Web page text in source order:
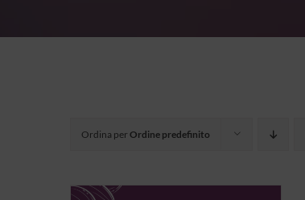
Ordina per Ordine predefinito